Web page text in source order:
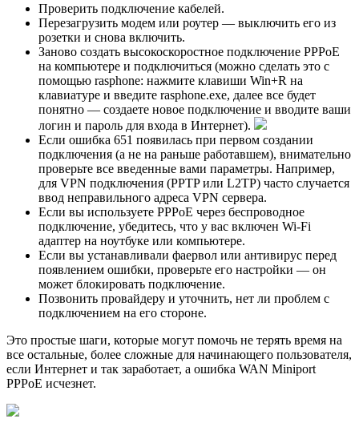
Проверить подключение кабелей.
Перезагрузить модем или роутер — выключить его из
розетки и снова включить.
Заново создать высокоскоростное подключение PPPoE
на компьютере и подключиться (можно сделать это с
помощью rasphone: нажмите клавиши Win+R на
клавиатуре и введите rasphone.exe, далее все будет
понятно — создаете новое подключение и вводите ваши
логин и пароль для входа в Интернет).
Если ошибка 651 появилась при первом создании
подключения (а не на раньше работавшем), внимательно
проверьте все введенные вами параметры. Например,
для VPN подключения (PPTP или L2TP) часто случается
ввод неправильного адреса VPN сервера.
Если вы используете PPPoE через беспроводное
подключение, убедитесь, что у вас включен Wi-Fi
адаптер на ноутбуке или компьютере.
Если вы устанавливали фаервол или антивирус перед
появлением ошибки, проверьте его настройки — он
может блокировать подключение.
Позвонить провайдеру и уточнить, нет ли проблем с
подключением на его стороне.
Это простые шаги, которые могут помочь не терять время на
все остальные, более сложные для начинающего пользователя,
если Интернет и так заработает, а ошибка WAN Miniport
PPPoE исчезнет.